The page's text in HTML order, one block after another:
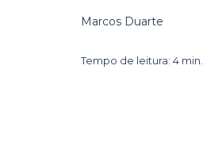
Marcos Duarte
Tempo de leitura: 4 min.